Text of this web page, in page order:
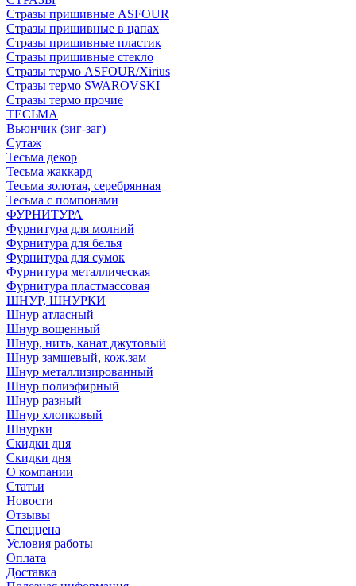
Стразы пришивные ASFOUR
Стразы пришивные в цапах
Стразы пришивные пластик
Стразы пришивные стекло
Стразы термо ASFOUR/Xirius
Стразы термо SWAROVSKI
Стразы термо прочие
ТЕСЬМА
Вьюнчик (зиг-заг)
Сутаж
Тесьма декор
Тесьма жаккард
Тесьма золотая, серебрянная
Тесьма с помпонами
ФУРНИТУРА
Фурнитура для молний
Фурнитура для белья
Фурнитура для сумок
Фурнитура металлическая
Фурнитура пластмассовая
ШНУР, ШНУРКИ
Шнур атласный
Шнур вощенный
Шнур, нить, канат джутовый
Шнур замшевый, кож.зам
Шнур металлизированный
Шнур полиэфирный
Шнур разный
Шнур хлопковый
Шнурки
Скидки дня
Скидки дня
О компании
Статьи
Новости
Отзывы
Спеццена
Условия работы
Оплата
Доставка